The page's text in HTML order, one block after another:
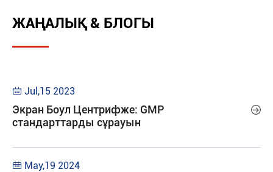
ЖАҢАЛЫҚ & БЛОГЫ
 Jul,15 2023
Экран Боул Центрифже: GMP
стандарттарды сұрауын

 May,19 2024